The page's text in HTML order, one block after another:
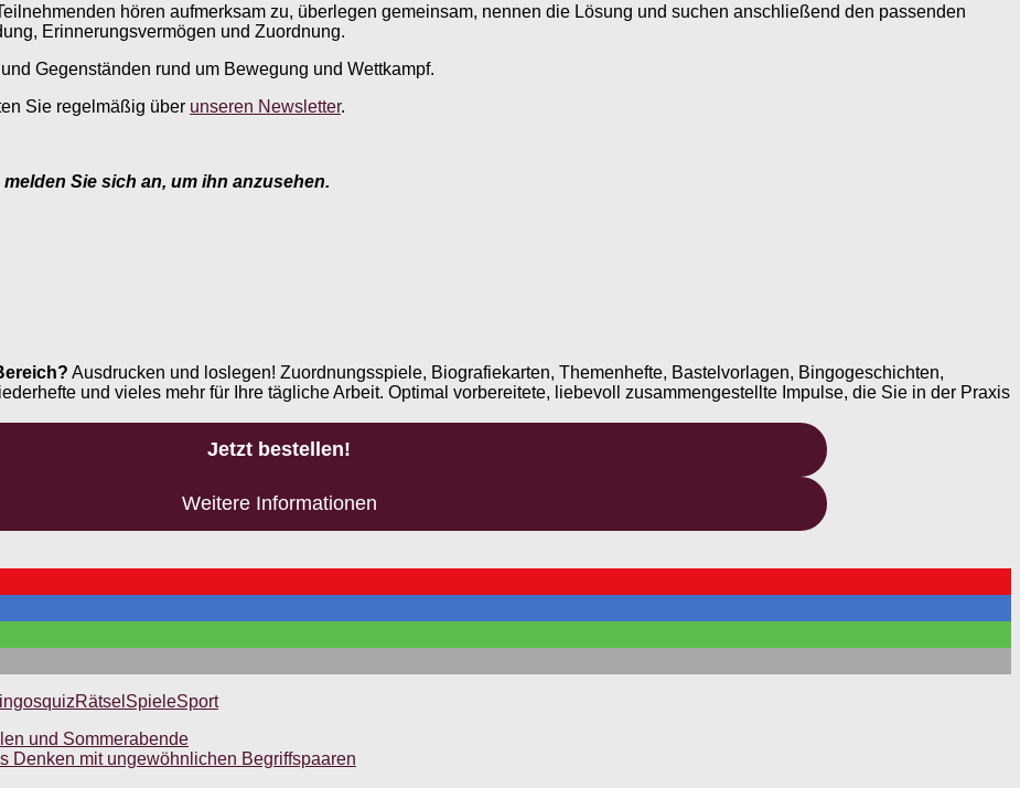
hören aufmerksam zu, überlegen gemeinsam, nennen die Lösung und suchen anschließend den passenden
Erinnerungsvermögen und Zuordnung.
Gegenständen rund um Bewegung und Wettkampf.
Sie regelmäßig über unseren Newsletter.
Sie sich an, um ihn anzusehen.
Ausdrucken und loslegen! Zuordnungsspiele, Biografiekarten, Themenhefte, Bastelvorlagen, Bingogeschichten,
und vieles mehr für Ihre tägliche Arbeit. Optimal vorbereitete, liebevoll zusammengestellte Impulse, die Sie in der Praxis
Jetzt bestellen!
Weitere Informationen
quizRätsel SpieleSport
und Sommerabende
Denken mit ungewöhnlichen Begriffspaaren